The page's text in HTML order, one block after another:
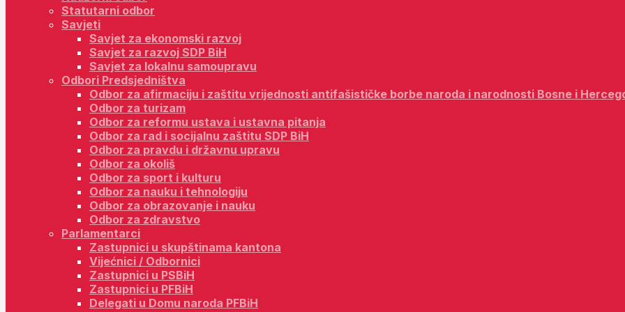
Statutarni odbor
Savjeti
Savjet za ekonomski razvoj
Savjet za razvoj SDP BiH
Savjet za lokalnu samoupravu
Odbori Predsjedništva
Odbor za afirmaciju i zaštitu vrijednosti antifašističke borbe naroda i narodnosti Bosne i
Odbor za turizam
Odbor za reformu ustava i ustavna pitanja
Odbor za rad i socijalnu zaštitu SDP BiH
Odbor za pravdu i državnu upravu
Odbor za okoliš
Odbor za sport i kulturu
Odbor za nauku i tehnologiju
Odbor za obrazovanje i nauku
Odbor za zdravstvo
Parlamentarci
Zastupnici u skupštinama kantona
Vijećnici / Odbornici
Zastupnici u PSBiH
Zastupnici u PFBiH
Delegati u Domu naroda PFBiH